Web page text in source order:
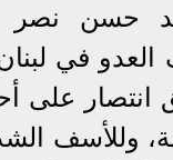
حسن نصر
في
انتصار على
وللأسف